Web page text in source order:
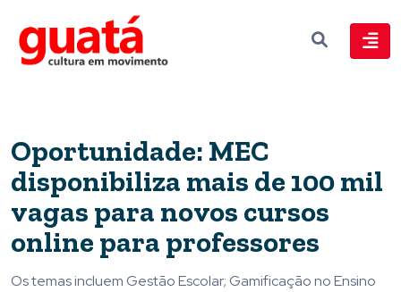
Oportunidade: MEC
disponibiliza mais de 100 mil
vagas para novos cursos
online para professores
Os temas incluem Gestão Escolar; Gamificação no Ensino